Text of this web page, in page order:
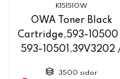
K15151OW
OWA Toner Black
Cartridge,593-10500
593-10501,39V3202
3500 sidor